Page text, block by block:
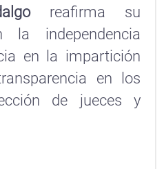
reafirma su
la independencia
en la impartición
en los
de jueces y